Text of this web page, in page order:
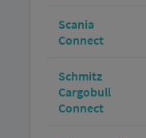
Scania
Connect
Schmitz
Cargobull
Connect